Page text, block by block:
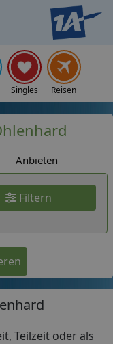
Singles Reisen
Anbieten
Filtern
Teilzeit oder als